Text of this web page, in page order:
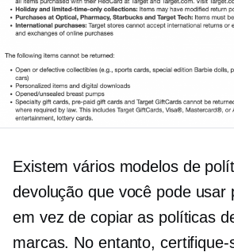
Existem vários modelos de
devolução que você pode usar
em vez de copiar as políticas
marcas. No entanto,